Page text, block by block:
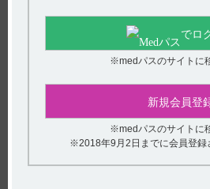
関連するQ&A
【イノベロン】 有効成分、規格
添加物などを教えてください。
【エクフィナ】 肝機能障害のあ
でロ
※medパスのサイトに
新規会員登
※medパスのサイトに
※2018年9月2日までに会員登録